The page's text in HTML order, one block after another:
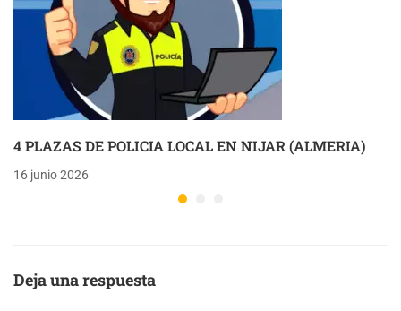
4 PLAZAS DE POLICIA LOCAL EN NIJAR (ALMERIA)
16 junio 2026
Deja una respuesta